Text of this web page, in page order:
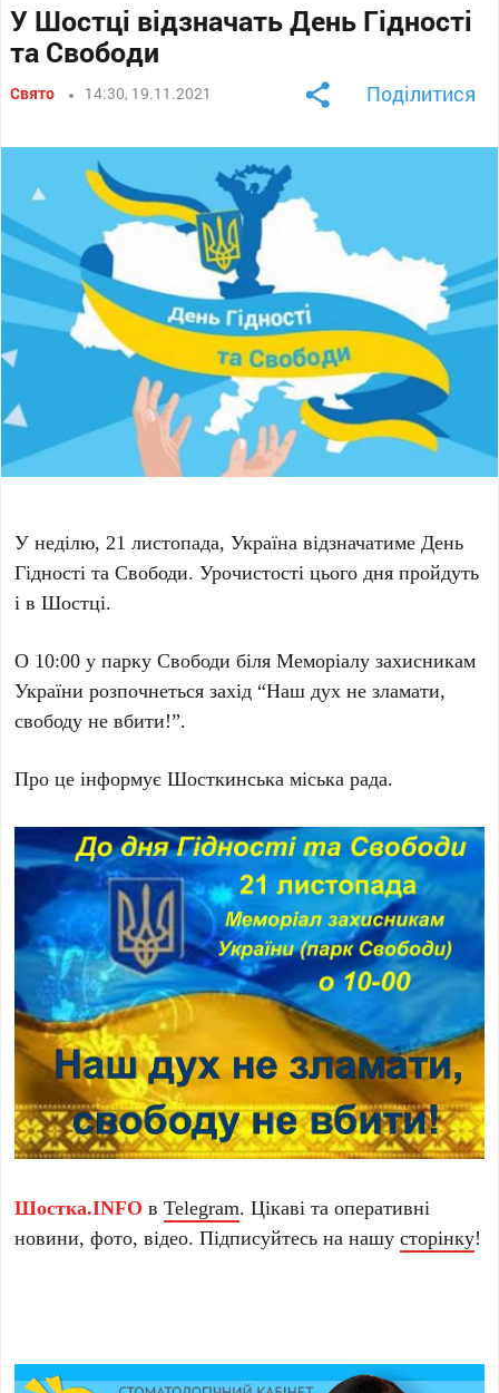
У Шостці відзначать День Гідності
та Свободи
Свято 14:30, 19.11.2021 Поділитися
У неділю, 21 листопада, Україна відзначатиме День
Гідності та Свободи. Урочистості цього дня пройдуть
і в Шостці.
О 10:00 у парку Свободи біля Меморіалу захисникам
України розпочнеться захід “Наш дух не зламати,
свободу не вбити!”.
Про це інформує Шосткинська міська рада.
Шостка.INFO вTelegram. Цікаві та оперативні
новини, фото, відео. Підписуйтесь на нашусторінку!